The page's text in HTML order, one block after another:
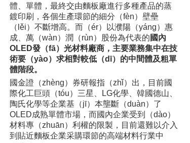
體、單體，最終交由麵板廠進行多種產品的蒸
鍍印刷，各個生產環節的細分（fèn）壁壘
（lěi）不斷增高。而（ér）以濮陽（yáng）惠
成、萬（wàn）潤（rùn）股份為代表的 國內
OLED發（fā）光材料廠商，主要業務集中在技
術要（yào）求相對較低（dī）的中間體及粗單
體階段。
國金證（zhèng）券研報指（zhǐ）出，目前國
際化工巨頭（tóu）三星、LG化學、韓國德山、
陶氏化學等企業基（jī）本壟斷（duàn）了
OLED成熟單體市場，而國內企業受到（dào）
材料專（zhuān）利權的限製，目前還難以介入
到貼近麵板企業采購環節的高端材料行業中